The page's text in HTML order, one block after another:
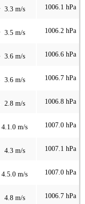
3.3 m/s 1006.1 hPa
3.5 m/s 1006.2 hPa
3.6 m/s 1006.6 hPa
3.6 m/s 1006.7 hPa
2.8 m/s 1006.8 hPa
4.1.0 m/s 1007.0 hPa
4.3 m/s 1007.1 hPa
4.5.0 m/s 1007.0 hPa
4.8 m/s 1006.7 hPa